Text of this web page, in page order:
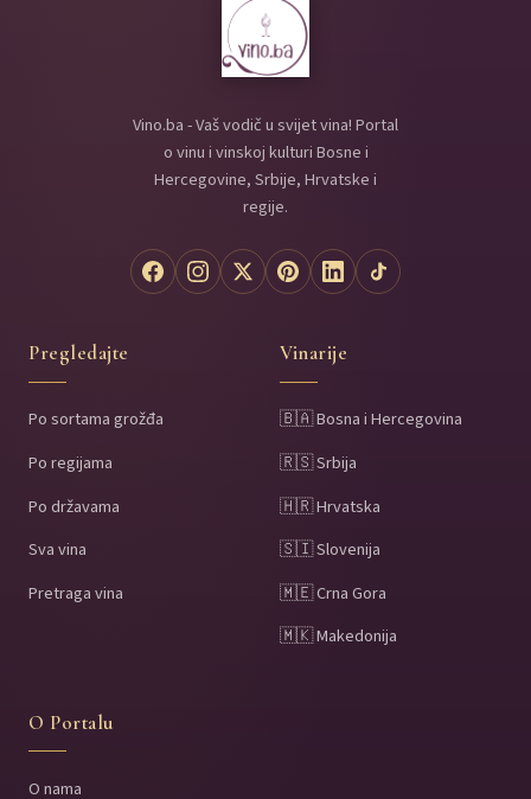
Vino.ba - Vaš vodič u svijet vina! Portal
o vinu i vinskoj kulturi Bosne i
Hercegovine, Srbije, Hrvatske i
regije.
Pregledajte
Po sortama grožđa
Po regijama
Po državama
Sva vina
Pretraga vina
Vinarije
🇧🇦 Bosna i Hercegovina
🇷🇸 Srbija
🇭🇷 Hrvatska
🇸🇮 Slovenija
🇲🇪 Crna Gora
🇲🇰 Makedonija
O Portalu
O nama